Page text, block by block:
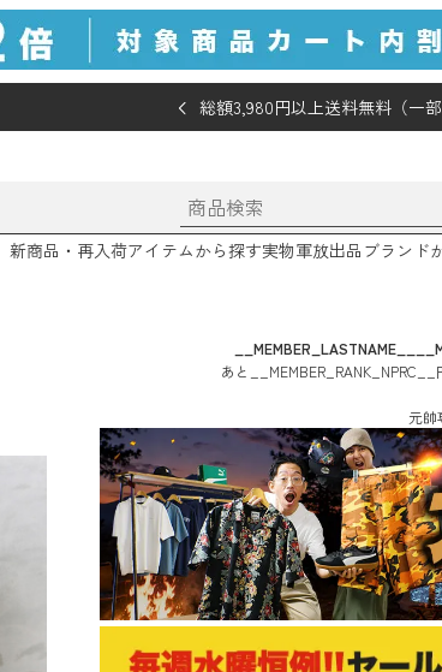
総額3,980円以上送料無料（一
新商品・再入荷アイテムから探す実物軍放出品 ブランド
__MEMBER_LASTNAME__
あと
__MEMBER_RANK_NPRC__
元帥